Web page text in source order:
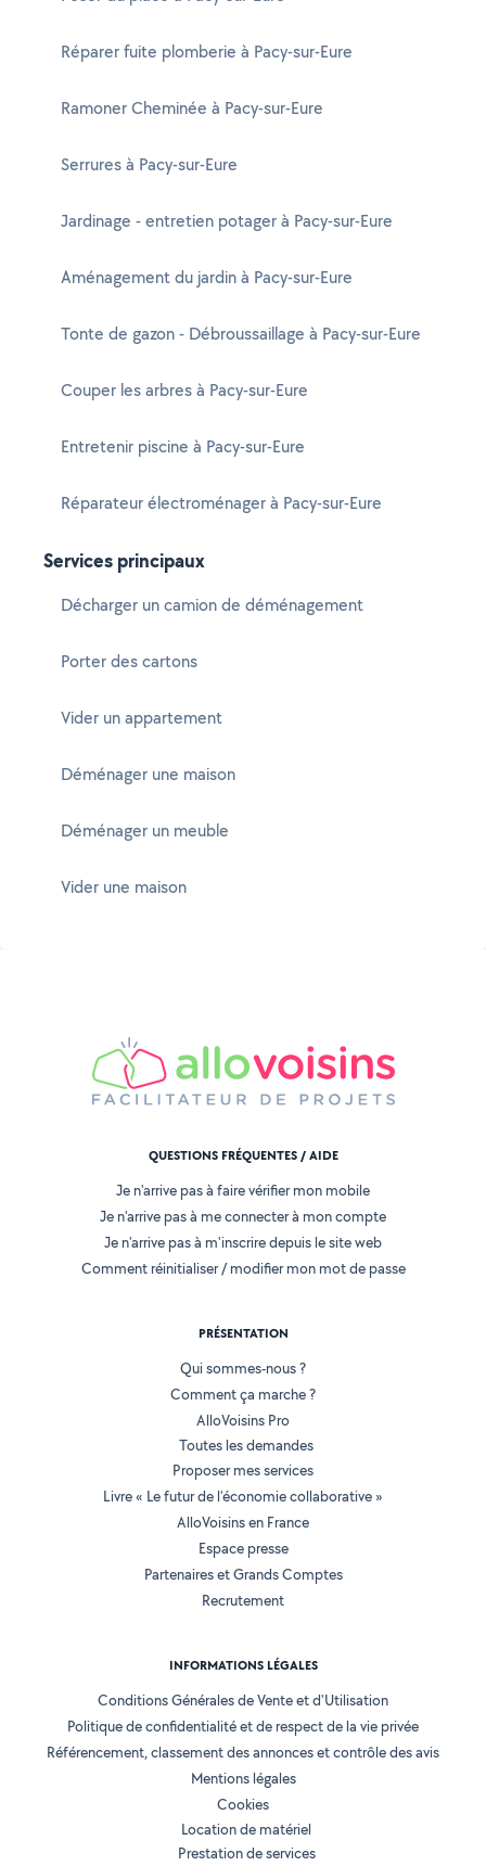
Réparer fuite plomberie à Pacy-sur-Eure
Ramoner Cheminée à Pacy-sur-Eure
Serrures à Pacy-sur-Eure
Jardinage - entretien potager à Pacy-sur-Eure
Aménagement du jardin à Pacy-sur-Eure
Tonte de gazon - Débroussaillage à Pacy-sur-Eure
Couper les arbres à Pacy-sur-Eure
Entretenir piscine à Pacy-sur-Eure
Réparateur électroménager à Pacy-sur-Eure
Services principaux
Décharger un camion de déménagement
Porter des cartons
Vider un appartement
Déménager une maison
Déménager un meuble
Vider une maison
QUESTIONS FRÉQUENTES / AIDE
Je n'arrive pas à faire vérifier mon mobile
Je n'arrive pas à me connecter à mon compte
Je n'arrive pas à m'inscrire depuis le site web
Comment réinitialiser / modifier mon mot de passe
PRÉSENTATION
Qui sommes-nous ?
Comment ça marche ?
AlloVoisins Pro
Toutes les demandes
Proposer mes services
Livre « Le futur de l'économie collaborative »
AlloVoisins en France
Espace presse
Partenaires et Grands Comptes
Recrutement
INFORMATIONS LÉGALES
Conditions Générales de Vente et d'Utilisation
Politique de confidentialité et de respect de la vie privée
Référencement, classement des annonces et contrôle des avis
Mentions légales
Cookies
Location de matériel
Prestation de services